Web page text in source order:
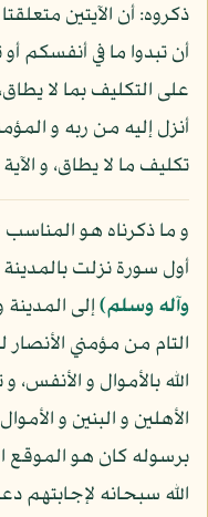
ذكروه: أن الآيتين
أن تبدوا ما في أنفسكم
على التكليف بما لا
أنزل إليه من ربه و
تكليف ما لا يطاق، و
و ما ذكرناه هو المناسب
أول سورة نزلت
وآله وسلم)إلى
التام من مؤمني
الله بالأموال و
الأهلين و البنين و
برسوله كان هو
الله سبحانه لإجابتهم